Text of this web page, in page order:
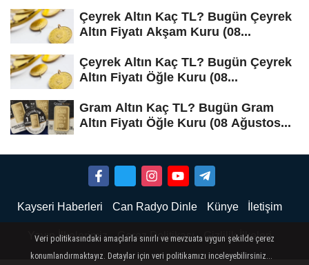
Çeyrek Altın Kaç TL? Bugün Çeyrek
Altın Fiyatı Akşam Kuru (08...
Çeyrek Altın Kaç TL? Bugün Çeyrek
Altın Fiyatı Öğle Kuru (08...
Gram Altın Kaç TL? Bugün Gram
Altın Fiyatı Öğle Kuru (08 Ağustos...
Kayseri Haberleri Can Radyo Dinle Künye İletişim
Yayın İlkelerimiz Çerez Politikası Gizlilik İlkeleri
Veri politikasındaki amaçlarla sınırlı ve mevzuata uygun şekilde çerez
konumlandırmaktayız. Detaylar için veri politikamızı inceleyebilirsiniz...